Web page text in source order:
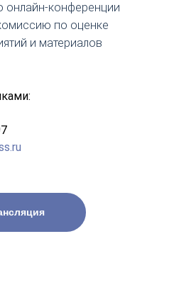
онлайн-конференции
по оценке
и материалов